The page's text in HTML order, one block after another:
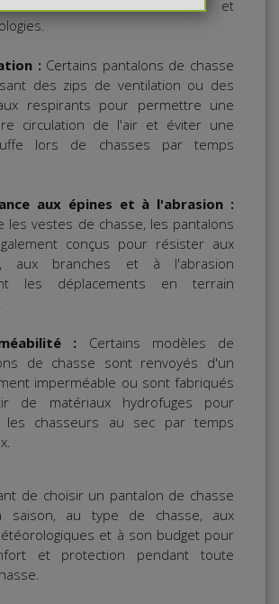
à différentes tailles et
: Certains pantalons de chasse
des zips de ventilation ou des
respirants pour permettre une
circulation de l'air et éviter une
lors de chasses par temps
aux épines et à l'abrasion :
les vestes de chasse, les pantalons
conçus pour résister aux
aux branches et à l'abrasion
les déplacements en terrain
: Certains modèles de
de chasse sont renvoyés d'un
imperméable ou sont fabriqués
de matériaux hydrofuges pour
les chasseurs au sec par temps
de choisir un pantalon de chasse
saison, au type de chasse, aux
et à son budget pour
et protection pendant toute